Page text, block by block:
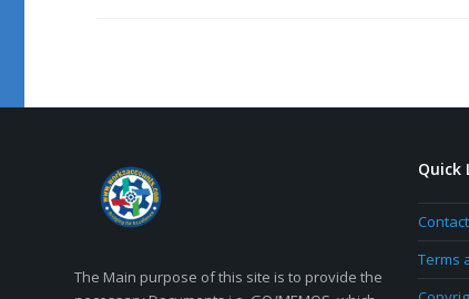
The Main purpose of this site is to provide the
Quick
Terms